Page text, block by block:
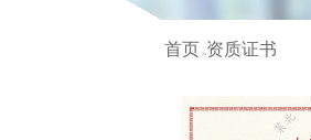
首页 >> 资质证书